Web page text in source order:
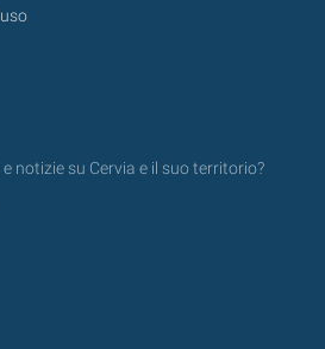
notizie su Cervia e il suo territorio?